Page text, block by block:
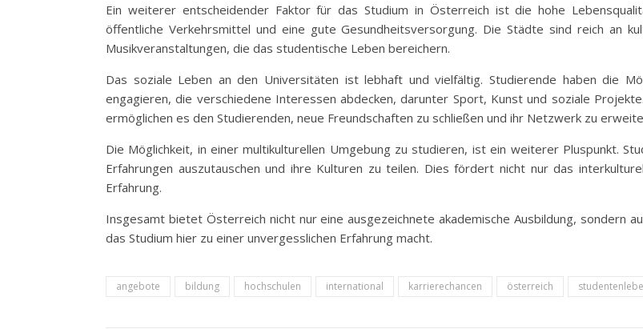
Ein weiterer entscheidender Faktor für das Studium in Österreich ist die hohe
öffentliche Verkehrsmittel und eine gute Gesundheitsversorgung. Die Städte sind reich an
Musikveranstaltungen, die das studentische Leben bereichern.
Das soziale Leben an den Universitäten ist lebhaft und vielfältig. Studierende haben die
engagieren, die verschiedene Interessen abdecken, darunter Sport, Kunst und soziale
ermöglichen es den Studierenden, neue Freundschaften zu schließen und ihr Netzwerk zu
Die Möglichkeit, in einer multikulturellen Umgebung zu studieren, ist ein weiterer Pluspunkt.
Erfahrungen auszutauschen und ihre Kulturen zu teilen. Dies fördert nicht nur das
Erfahrung.
Insgesamt bietet Österreich nicht nur eine ausgezeichnete akademische Ausbildung, sondern
das Studium hier zu einer unvergesslichen Erfahrung macht.
angebote bildung hochschulen international karrierechancen österreich